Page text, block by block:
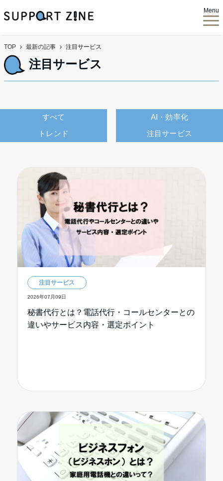
Menu
TOP 最新の記事 注目サービス
注目サービス
すべて
AI・効率化
トレンド
注目サービス
注目サービス
2026年07月09日
秘書代行とは？電話代行・コールセンターとの
違いやサービス内容・選定ポイント